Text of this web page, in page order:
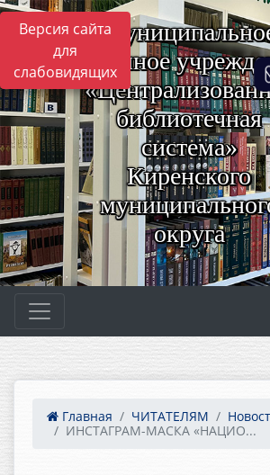
Версия сайта
для
слабовидящихказённое
библиотечная
система»
Киренского
округа
Главная ЧИТАТЕЛЯМ
ИНСТАГРАМ-МАСКА «НАЦИО...